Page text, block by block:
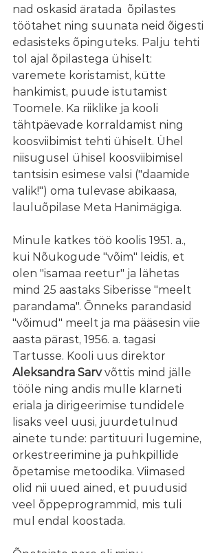
nad oskasid äratada  õpilastes
töötahet ning suunata neid õigesti
edasisteks õpinguteks. Palju tehti
tol ajal õpilastega ühiselt:
varemete koristamist, kütte
hankimist, puude istutamist
Toomele. Ka riiklike ja kooli
tähtpäevade korraldamist ning
koosviibimist tehti ühiselt. Ühel
niisugusel ühisel koosviibimisel
tantsisin esimese valsi ("daamide
valik!") oma tulevase abikaasa,
lauluõpilase Meta Hanimägiga.
Minule katkes töö koolis 1951. a.,
kui Nõukogude "võim" leidis, et
olen "isamaa reetur" ja lähetas
mind 25 aastaks Siberisse "meelt
parandama". Õnneks parandasid
"võimud" meelt ja ma pääsesin viie
aasta pärast, 1956. a. tagasi
Tartusse. Kooli uus direktor
Aleksandra Sarv võttis mind jälle
tööle ning andis mulle klarneti
eriala ja dirigeerimise tundidele
lisaks veel uusi, juurdetulnud
ainete tunde: partituuri lugemine,
orkestreerimine ja puhkpillide
õpetamise metoodika. Viimased
olid nii uued ained, et puudusid
veel õppeprogrammid, mis tuli
mul endal koostada.